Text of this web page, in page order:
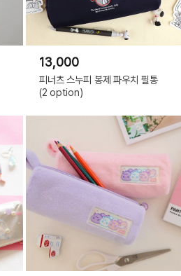
13,000
피너츠 스누피 봉제 파우치 필통
(2 option)